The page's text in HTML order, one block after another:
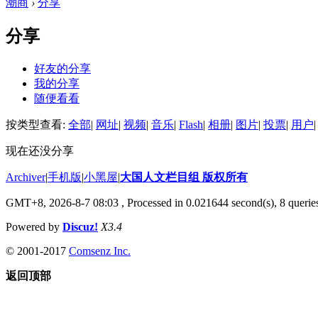
分享
好友的分享
我的分享
随便看看
按类型查看: 全部| 网址| 视频| 音乐| Flash| 相册| 图片| 投票| 用户|
现在还没分享
Archiver|手机版|小黑屋|大国人文栏目组 版权所有
GMT+8, 2026-8-7 08:03 , Processed in 0.021644 second(s), 8
Powered by Discuz! X3.4
© 2001-2017 Comsenz Inc.
返回顶部